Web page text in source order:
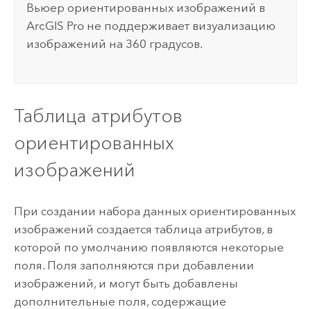
Вьюер ориентированных изображений в
ArcGIS Pro не поддерживает визуализацию
изображений на 360 градусов.
Таблица атрибутов
ориентированных
изображений
При создании набора данных ориентированных
изображений создается таблица атрибутов, в
которой по умолчанию появляются некоторые
поля. Поля заполняются при добавлении
изображений, и могут быть добавлены
дополнительные поля, содержащие